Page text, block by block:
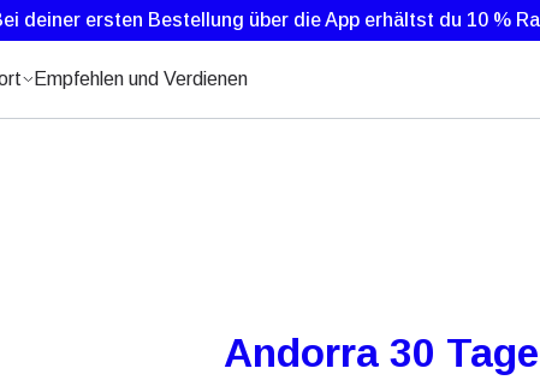
deiner ersten Bestellung über die App erhältst du 10 %
Empfehlen und Verdienen
Andorra 30